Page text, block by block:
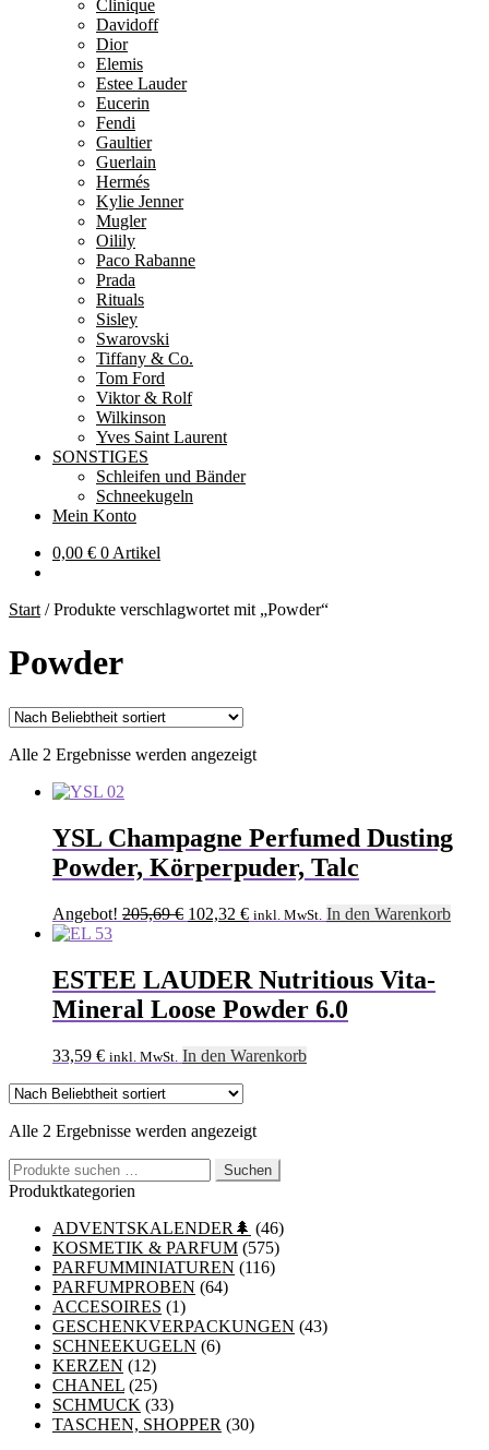
Clinique
Davidoff
Dior
Elemis
Estee Lauder
Eucerin
Fendi
Gaultier
Guerlain
Hermés
Kylie Jenner
Mugler
Oilily
Paco Rabanne
Prada
Rituals
Sisley
Swarovski
Tiffany & Co.
Tom Ford
Viktor & Rolf
Wilkinson
Yves Saint Laurent
SONSTIGES
Schleifen und Bänder
Schneekugeln
Mein Konto
0,00 € 0 Artikel
Start /Produkte verschlagwortet mit „Powder“
Powder
Alle 2 Ergebnisse werden angezeigtNach
YSL Champagne Perfumed Dusting
Powder, Körperpuder, Talc
Angebot! 205,69€ Ursprünglicher
205,69 €
102,32 €Aktueller
102,32 €.
inkl. MwSt. In den Warenkorb
ESTEE LAUDER Nutritious Vita-
Mineral Loose Powder 6.0
33,59 € inkl. MwSt. In den Warenkorb
Alle 2 Ergebnisse werden angezeigtNach
sortiert
Suchen
nach:
Suchen
Produktkategorien
ADVENTSKALENDER🌲 (46)
KOSMETIK & PARFUM (575)
PARFUMMINIATUREN (116)
PARFUMPROBEN (64)
ACCESOIRES (1)
GESCHENKVERPACKUNGEN (43)
SCHNEEKUGELN (6)
KERZEN (12)
CHANEL (25)
SCHMUCK (33)
TASCHEN, SHOPPER (30)